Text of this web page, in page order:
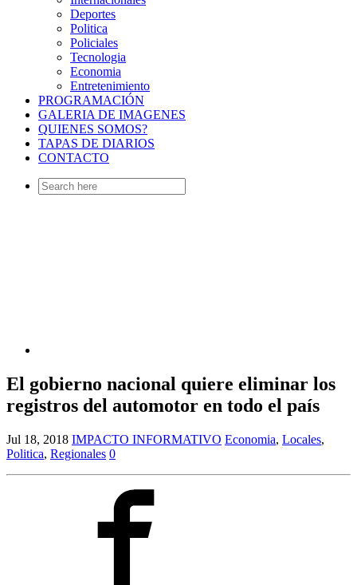
Deportes
Politica
Policiales
Tecnologia
Economia
Entretenimiento
PROGRAMACIÓN
GALERIA DE IMAGENES
QUIENES SOMOS?
TAPAS DE DIARIOS
CONTACTO
Search
for:
El gobierno nacional quiere eliminar los
registros del automotor en todo el país
Jul 18, 2018 IMPACTO INFORMATIVO Economia, Locales,
Politica, Regionales 0